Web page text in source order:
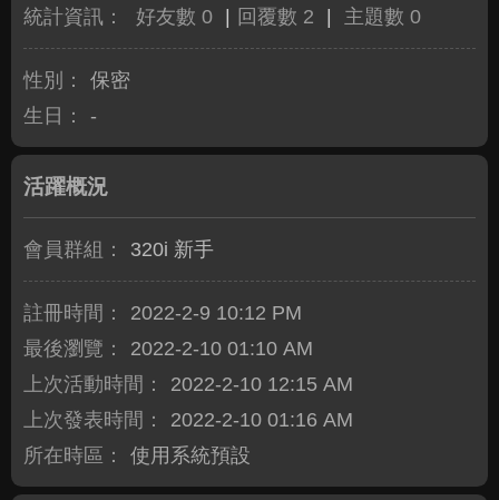
統計資訊： 好友數 0 回覆數 2 主題數 0
性別：
保密
生日：
-
活躍概況
會員群組： 320i 新手
註冊時間：
2022-2-9 10:12 PM
最後瀏覽：
2022-2-10 01:10 AM
上次活動時間：
2022-2-10 12:15 AM
上次發表時間：
2022-2-10 01:16 AM
所在時區：
使用系統預設